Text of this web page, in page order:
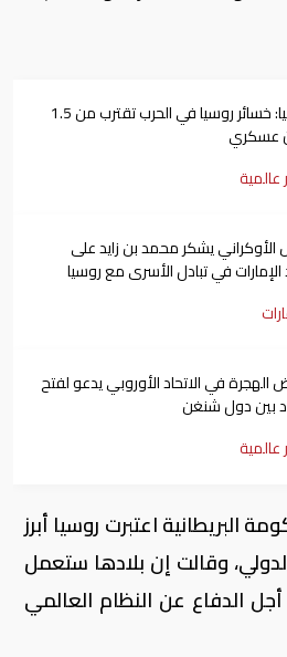
أوكرانيا: خسائر روسيا في الحرب تقترب من 1.5
عسكري
عالمية
الأوكراني يشكر محمد بن زايد على
في تبادل الأسرى مع روسيا
في الاتحاد الأوروبي يدعو لفتح
بين دول شنغن
عالمية
البريطانية اعتبرت روسيا أبرز
وقالت إن بلادها ستعمل
الدفاع عن النظام العالمي